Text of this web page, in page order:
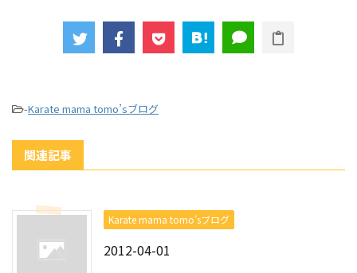
-Karate mama tomo’sブログ
関連記事
Karate mama tomo’sブログ
2012-04-01